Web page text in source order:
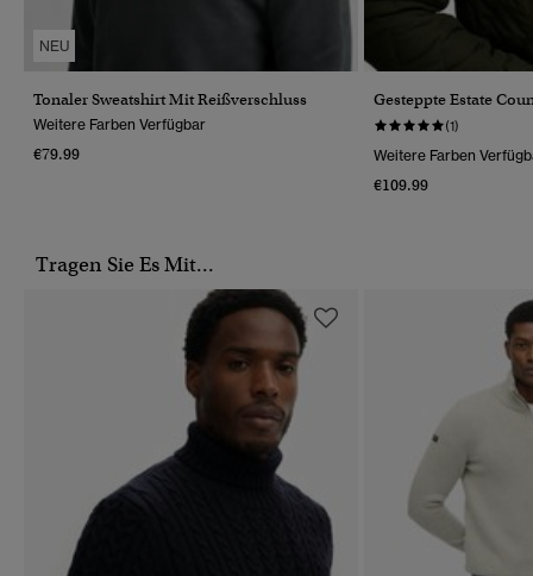
NEU
Tonaler Sweatshirt Mit Reißverschluss
Weitere Farben Verfügbar
€79.99
Gesteppte Estate
(1)
Weitere Farben
€109.99
Tragen Sie Es Mit...